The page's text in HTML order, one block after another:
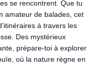
se rencontrent. Que tu
amateur de balades, cet
à travers les
Des mystérieux
prépare-toi à explorer
où la nature règne en